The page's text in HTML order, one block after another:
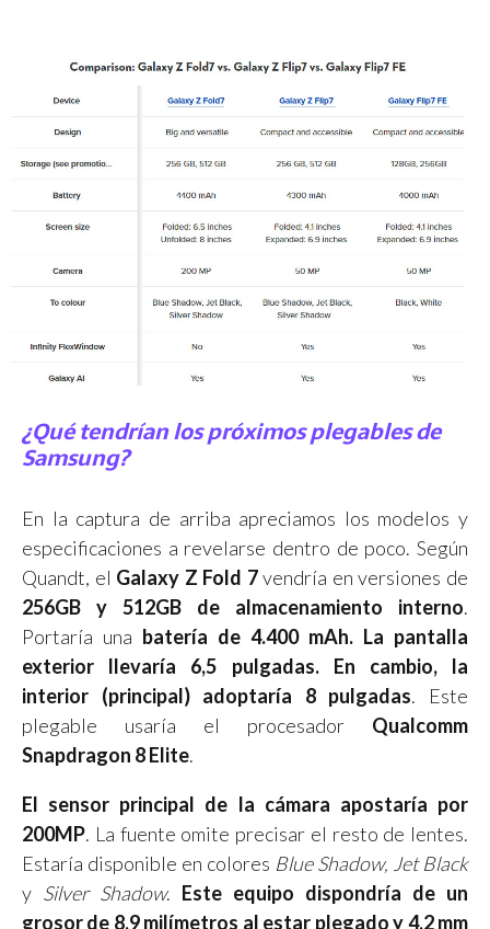
¿Qué tendrían los próximos plegables de
Samsung?
En la captura de arriba apreciamos los modelos y
especificaciones a revelarse dentro de poco. Según
Quandt, el Galaxy Z Fold 7vendría en versiones de
256GB y 512GB de almacenamiento interno.
Portaría una batería de 4.400 mAh. La pantalla
exterior llevaría 6,5 pulgadas. En cambio, la
interior (principal) adoptaría 8 pulgadas. Este
plegable usaría el procesador Qualcomm
Snapdragon 8 Elite.
El sensor principal de la cámara apostaría por
200MP. La fuente omite precisar el resto de lentes.
Estaría disponible en colores Blue Shadow, Jet Black
y Silver Shadow. Este equipo dispondría de un
grosor de 8,9 milímetros al estar plegado y 4,2 mm